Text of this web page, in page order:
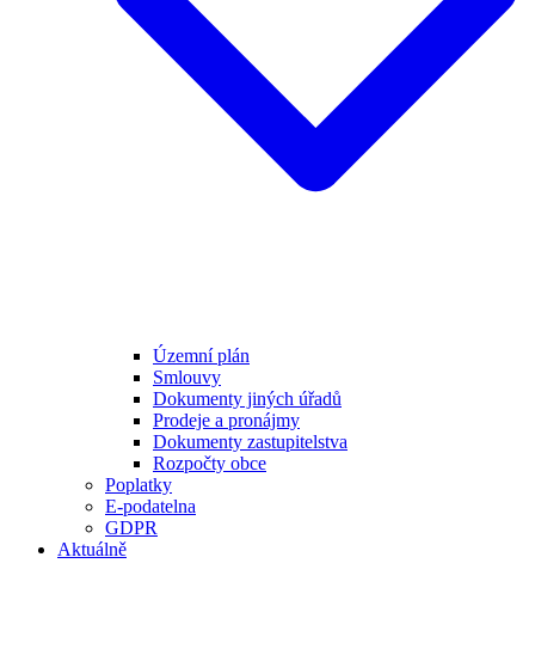
Územní plán
Smlouvy
Dokumenty jiných úřadů
Prodeje a pronájmy
Dokumenty zastupitelstva
Rozpočty obce
Poplatky
E-podatelna
GDPR
Aktuálně